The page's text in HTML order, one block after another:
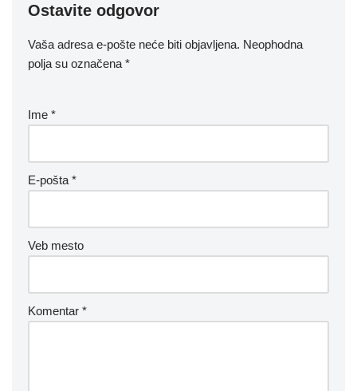
Ostavite odgovor
Vaša adresa e-pošte neće biti objavljena. Neophodna
polja su označena *
Ime *
E-pošta *
Veb mesto
Komentar *